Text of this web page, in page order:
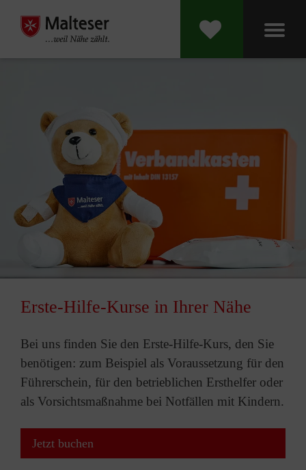
Erste-Hilfe-Kurse in Ihrer Nähe
Bei uns finden Sie den Erste-Hilfe-Kurs, den Sie
benötigen: zum Beispiel als Voraussetzung für den
Führerschein, für den betrieblichen Ersthelfer oder
als Vorsichtsmaßnahme bei Notfällen mit Kindern.
Jetzt buchen